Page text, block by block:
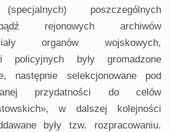
poszczególnych
rejonowych archiwów
organów wojskowych,
policyjnych były gromadzone
następnie selekcjonowane pod
przydatności do celów
w dalszej kolejności
były tzw. rozpracowaniu.